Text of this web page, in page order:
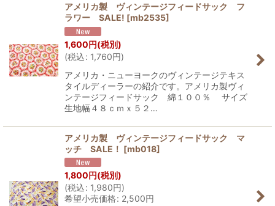
アメリカ製 ヴィンテージフィードサック フ
ラワー SALE! [mb2535]
1,600円(税別)
(税込: 1,760円)
アメリカ・ニューヨークのヴィンテージテキス
タイルディーラーの紹介です。アメリカ製ヴィ
ンテージフィードサック 綿１００％ サイズ
生地幅４８ｃｍｘ５２…
アメリカ製 ヴィンテージフィードサック マ
ッチ SALE！ [mb018]
1,800円(税別)
(税込: 1,980円)
希望小売価格: 2,500円